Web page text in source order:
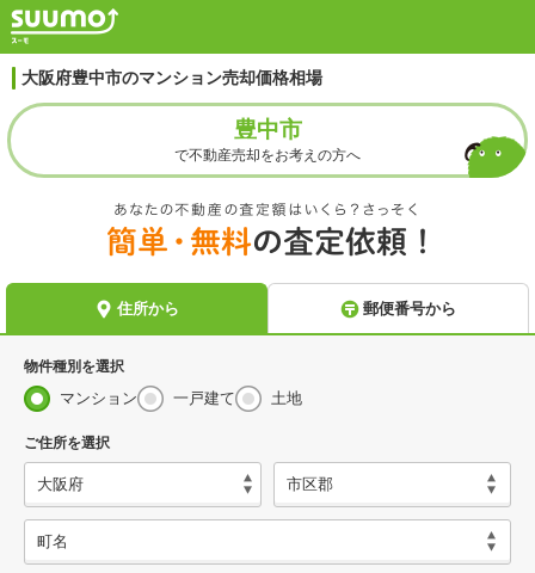
大阪府豊中市のマンション売却価格相場
豊中市
で不動産売却をお考えの方へ
物件種別を選択
マンション 一戸建て 土地
ご住所を選択